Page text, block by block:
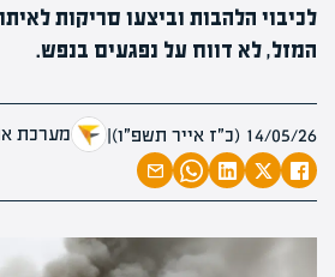
לכיבוי הלהבות וביצעו סריקות
המזל, לא דווח על נפגעים בנפש.
14/05/26 (כ״ז אייר תשפ״ו) | מערכת